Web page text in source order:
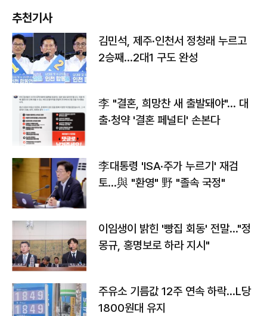
추천기사
김민석, 제주·인천서 정청래 누르고
2승째…2대1 구도 완성
李 "결혼, 희망찬 새 출발돼야"… 대
출·청약 '결혼 페널티' 손본다
李대통령 'ISA·주가 누르기' 재검
토…與 "환영" 野 "졸속 국정"
이임생이 밝힌 '빵집 회동' 전말…"정
몽규, 홍명보로 하라 지시"
주유소 기름값 12주 연속 하락…L당
1800원대 유지